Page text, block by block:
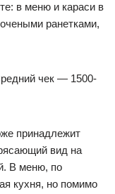
в меню и караси в
ранетками,
чек — 1500-
принадлежит
вид на
В меню, по
кухня, но помимо